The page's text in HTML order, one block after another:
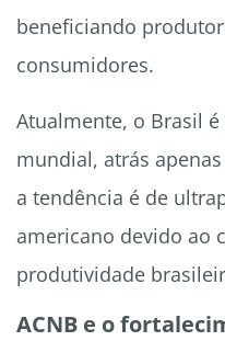
beneficiando
consumidores.
Atualmente, o Brasil
mundial, atrás
a tendência é de
americano devido ao
produtividade
ACNB e o